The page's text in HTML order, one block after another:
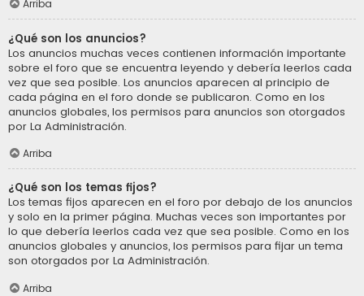
Arriba
¿Qué son los anuncios?
Los anuncios muchas veces contienen información importante
sobre el foro que se encuentra leyendo y debería leerlos cada
vez que sea posible. Los anuncios aparecen al principio de
cada página en el foro donde se publicaron. Como en los
anuncios globales, los permisos para anuncios son otorgados
por La Administración.
Arriba
¿Qué son los temas fijos?
Los temas fijos aparecen en el foro por debajo de los anuncios
y solo en la primer página. Muchas veces son importantes por
lo que debería leerlos cada vez que sea posible. Como en los
anuncios globales y anuncios, los permisos para fijar un tema
son otorgados por La Administración.
Arriba